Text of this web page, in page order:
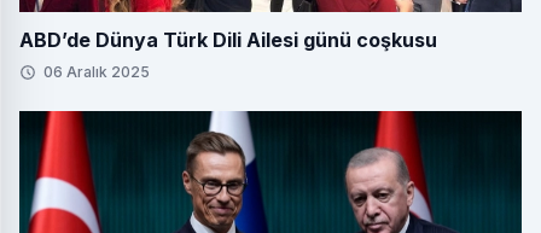
ABD’de Dünya Türk Dili Ailesi günü coşkusu
06 Aralık 2025